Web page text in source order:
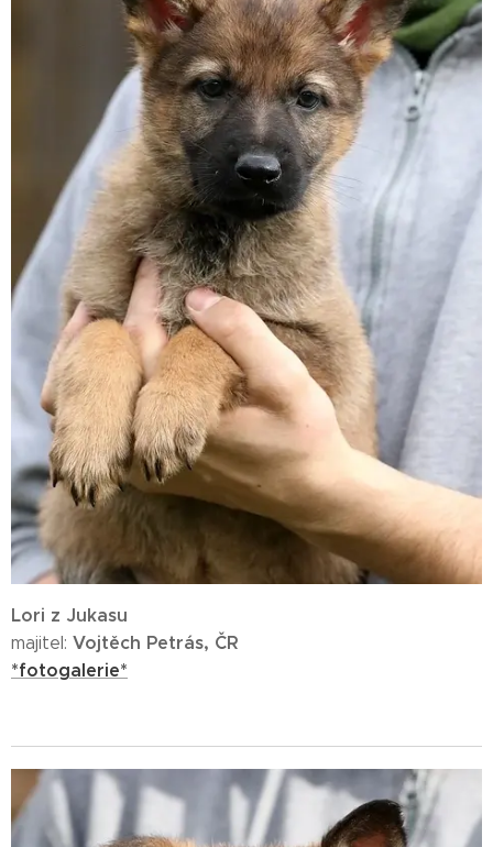
Lori z Jukasu
majitel: Vojtěch Petrás, ČR
*fotogalerie*